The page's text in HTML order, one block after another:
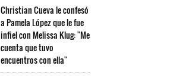
Christian Cueva le confesó
a Pamela López que le fue
infiel con Melissa Klug: "Me
cuenta que tuvo
encuentros con ella"